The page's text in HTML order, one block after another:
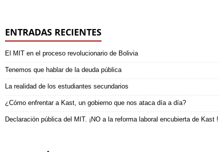
ENTRADAS RECIENTES
El MIT en el proceso revolucionario de Bolivia
Tenemos que hablar de la deuda pública
La realidad de los estudiantes secundarios
¿Cómo enfrentar a Kast, un gobierno que nos ataca día a día?
Declaración pública del MIT. ¡NO a la reforma laboral encubierta de Kast !